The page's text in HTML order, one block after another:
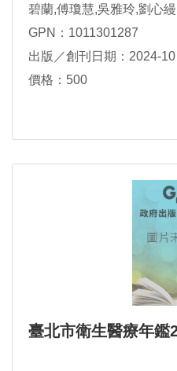
碧蘭,傅瓊慧,吳雅玲,劉心
瓊文,王俊翔,何旻叡,游瓊
GPN：1011301287
出版／創刊日期：2024-10
價格：500
臺北市衛生醫療年鑑